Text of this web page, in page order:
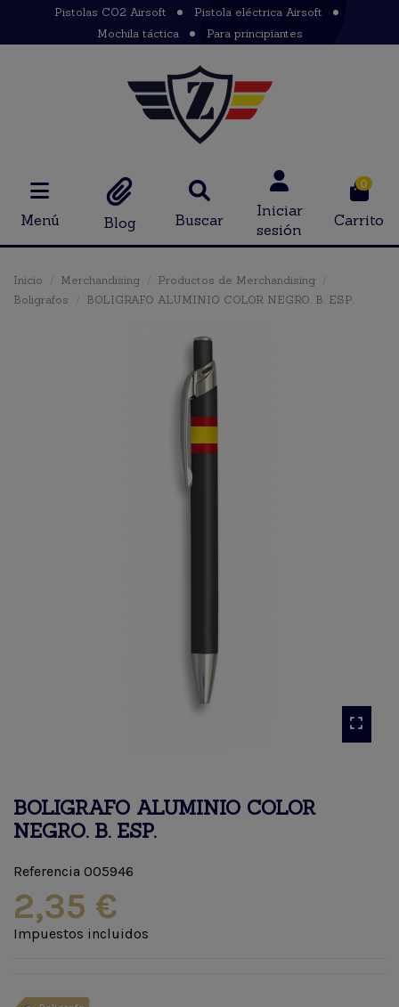
Pistolas CO2 Airsoft
Pistola eléctrica Airsoft
Mochila táctica
Para principiantes
Menú Blog Buscar
Iniciar
sesión
0
Carrito
Inicio Merchandising
Productos de Merchandising
Boligrafos
BOLIGRAFO ALUMINIO COLOR NEGRO. B. ESP.
BOLIGRAFO ALUMINIO COLOR
NEGRO. B. ESP.
Referencia 005946
2,35 €
Impuestos incluidos